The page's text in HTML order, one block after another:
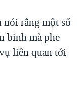
nói rằng một số
binh mà phe
liên quan tới